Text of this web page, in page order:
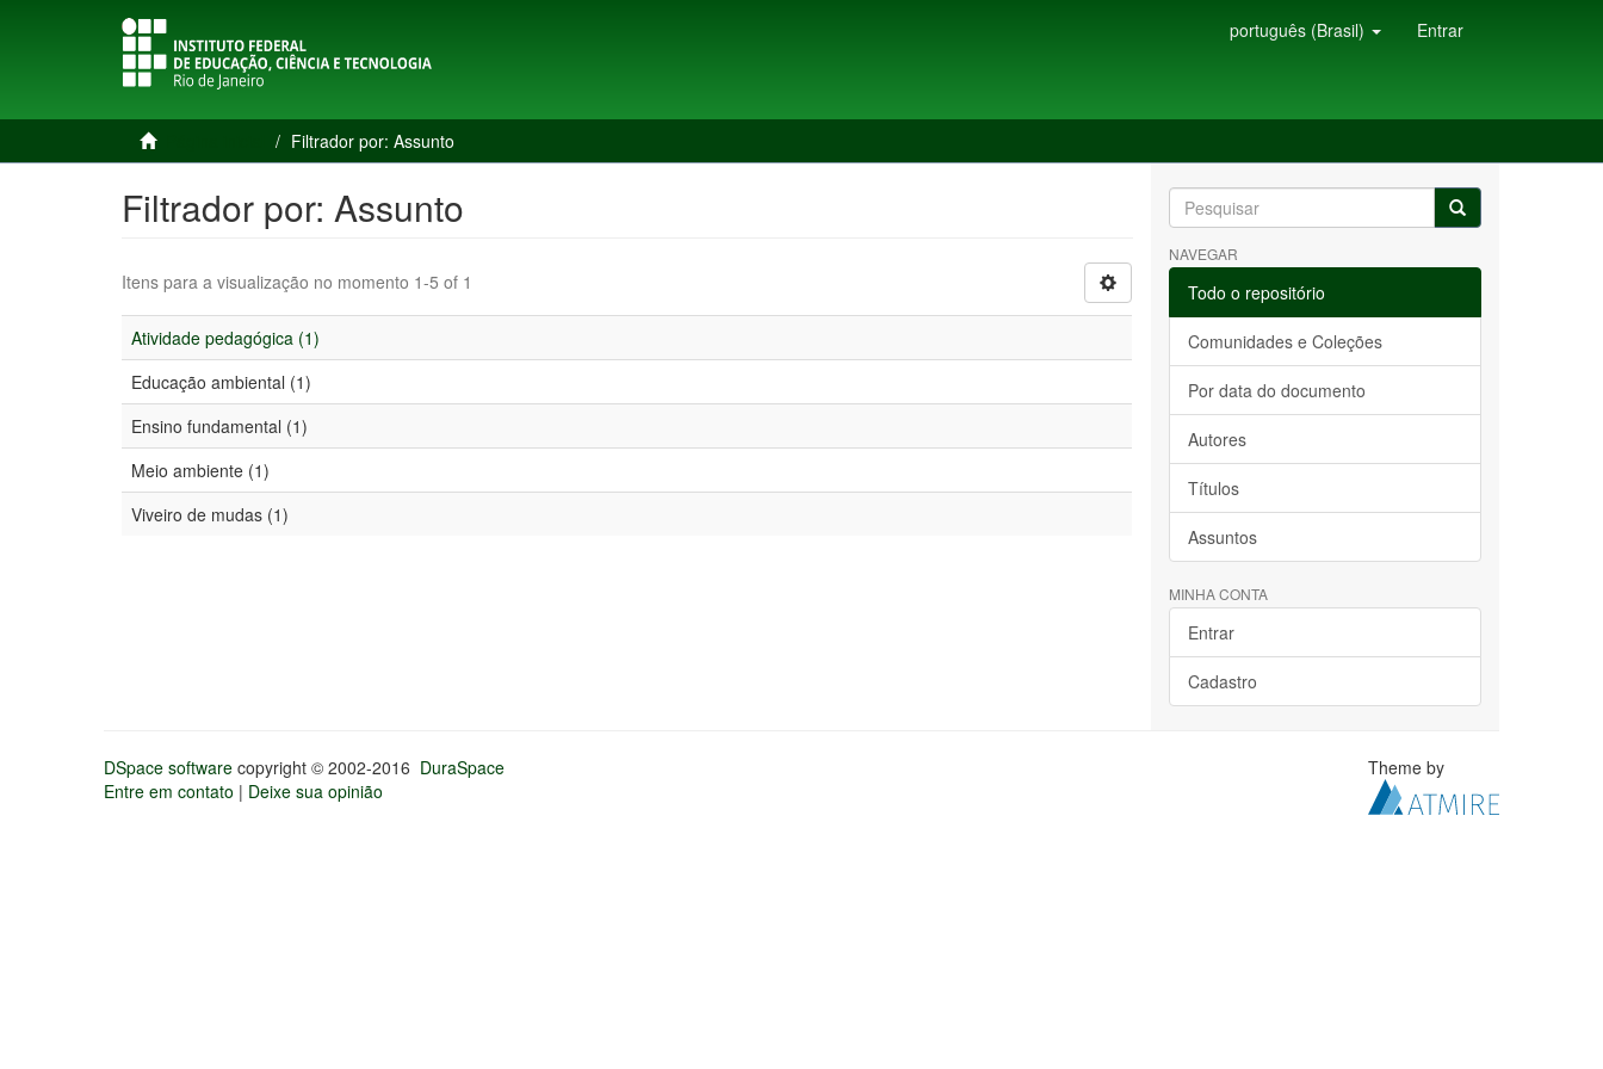
português (Brasil) Entrar
Filtrador por: Assunto
Filtrador por: Assunto
Itens para a visualização no momento 1-5 of 1
Atividade pedagógica (1)
Educação ambiental (1)
Ensino fundamental (1)
Meio ambiente (1)
Viveiro de mudas (1)
NAVEGAR
Todo o repositório
Comunidades e Coleções
Por data do documento
Autores
Títulos
Assuntos
MINHA CONTA
Entrar
Cadastro
DSpace software copyright © 2002-2016 DuraSpace
Entre em contato | Deixe sua opinião
Theme by